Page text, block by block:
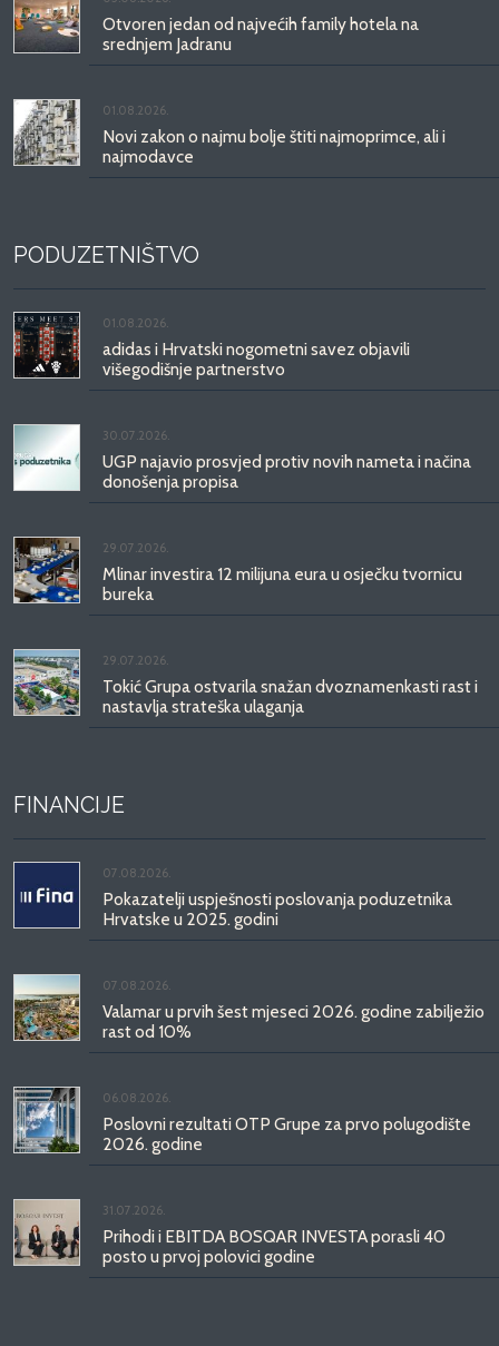
Otvoren jedan od najvećih family hotela na
srednjem Jadranu
01.08.2026.
Novi zakon o najmu bolje štiti najmoprimce, ali i
najmodavce
PODUZETNIŠTVO
01.08.2026.
adidas i Hrvatski nogometni savez objavili
višegodišnje partnerstvo
30.07.2026.
UGP najavio prosvjed protiv novih nameta i načina
donošenja propisa
29.07.2026.
Mlinar investira 12 milijuna eura u osječku tvornicu
bureka
29.07.2026.
Tokić Grupa ostvarila snažan dvoznamenkasti rast i
nastavlja strateška ulaganja
FINANCIJE
07.08.2026.
Pokazatelji uspješnosti poslovanja poduzetnika
Hrvatske u 2025. godini
07.08.2026.
Valamar u prvih šest mjeseci 2026. godine zabilježio
rast od 10%
06.08.2026.
Poslovni rezultati OTP Grupe za prvo polugodište
2026. godine
31.07.2026.
Prihodi i EBITDA BOSQAR INVESTA porasli 40
posto u prvoj polovici godine